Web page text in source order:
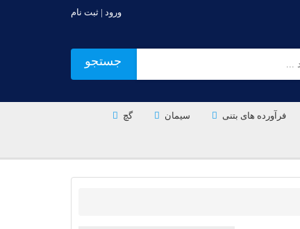
ورود | ثبت نام
جستجو
فرآورده های بتنی سیمان گچ